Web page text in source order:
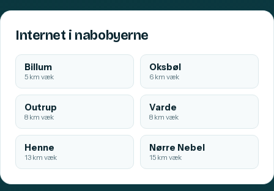
Internet i nabobyerne
Billum
5 km væk
Oksbøl
6 km væk
Outrup
8 km væk
Varde
8 km væk
Henne
13 km væk
Nørre Nebel
15 km væk